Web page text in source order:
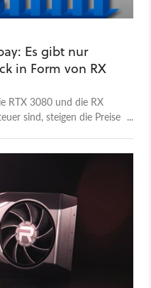
Es gibt nur
in Form von RX
RTX 3080 und die RX
sind, steigen die Preise